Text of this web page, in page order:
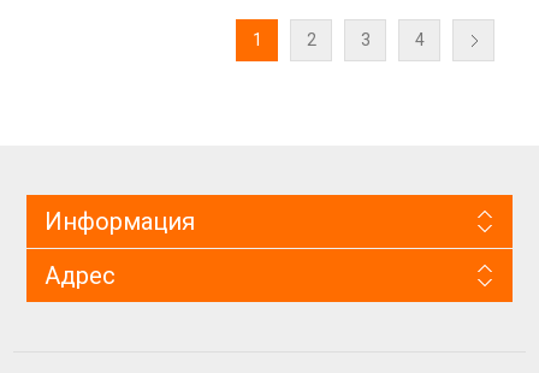
1 2 3 4
Информация
Адрес